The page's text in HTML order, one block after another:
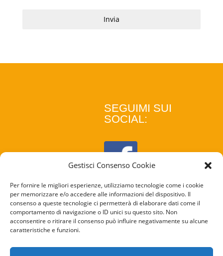
Gestisci Consenso Cookie
Per fornire le migliori esperienze, utilizziamo tecnologie come i cookie
per memorizzare e/o accedere alle informazioni del dispositivo. Il
consenso a queste tecnologie ci permetterà di elaborare dati come il
comportamento di navigazione o ID unici su questo sito. Non
acconsentire o ritirare il consenso può influire negativamente su alcune
caratteristiche e funzioni.
Invia
SEGUIMI SUI
SOCIAL:
COOKIE